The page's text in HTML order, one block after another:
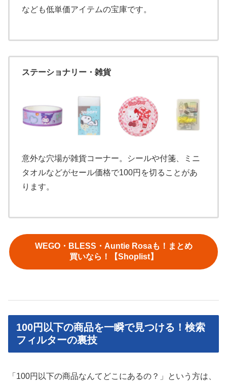
なども低単価アイテムの宝庫です。
ステーショナリー・雑貨
意外な穴場が雑貨コーナー。シールや付箋、ミニ
タオルなどがセール価格で100円を切ることがあ
ります。
WEGO・BLESS・Auntie Rosaも！まとめ
買いなら！【Shoplist】
100円以下の商品を一瞬で見つける！検索
フィルターの裏技
「100円以下の商品なんてどこにあるの？」という方は、